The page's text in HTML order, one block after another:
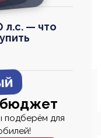
л.с. — что
подберём для